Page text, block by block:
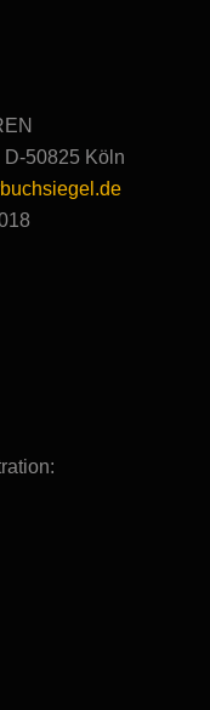
D-50825 Köln